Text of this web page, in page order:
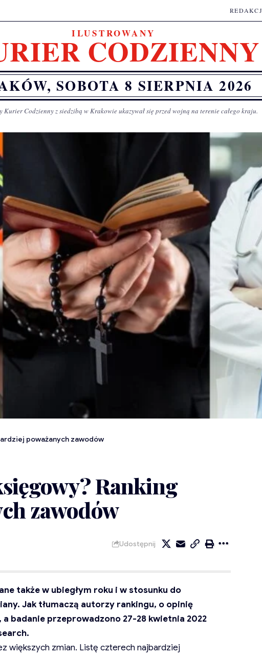
ILUSTROWANY
CODZIENNY
SOBOTA 8 SIERPNIA 2026
Kurier Codzienny z siedzibą w Krakowie ukazywał się przed wojną na terenie całego kraju.
poważanych zawodów
Ranking
zawodów
Udostępnij
także w ubiegłym roku i w stosunku do
Jak tłumaczą autorzy rankingu, o opinię
badanie przeprowadzono 27-28 kwietnia 2022
większych zmian. Listę czterech najbardziej